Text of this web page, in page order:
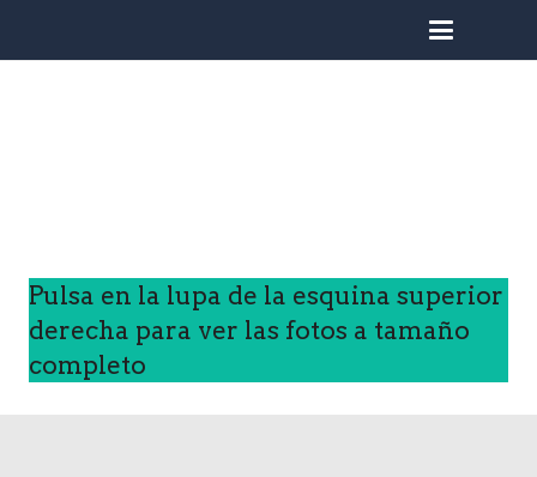
Pulsa en la lupa de la esquina superior
derecha para ver las fotos a tamaño
completo